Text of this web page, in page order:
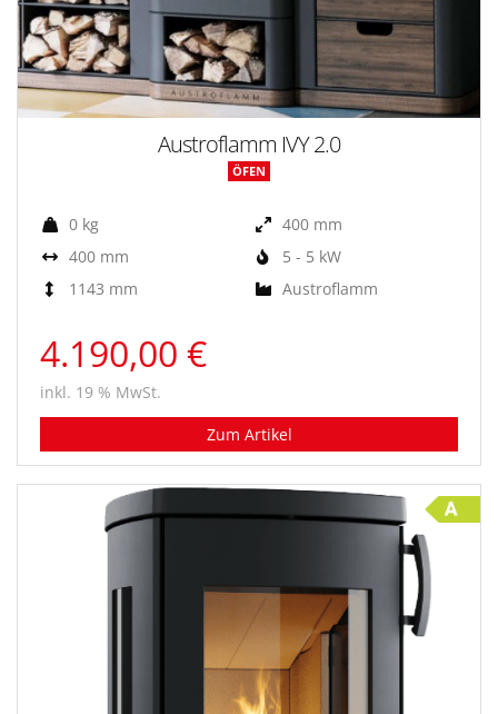
Austroflamm IVY 2.0
ÖFEN
0 kg
400 mm
1143 mm
400 mm
5 - 5 kW
Austroflamm
4.190,00 €
inkl. 19 % MwSt.
Zum Artikel